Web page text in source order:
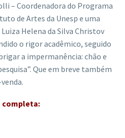
– Coordenadora do Programa
de Artes da Unesp e uma
Helena da Silva Christov
o rigor acadêmico, seguido
a impermanência: chão e
Que em breve também
completa: